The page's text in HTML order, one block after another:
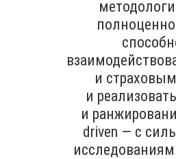
и
и
и
driven — с